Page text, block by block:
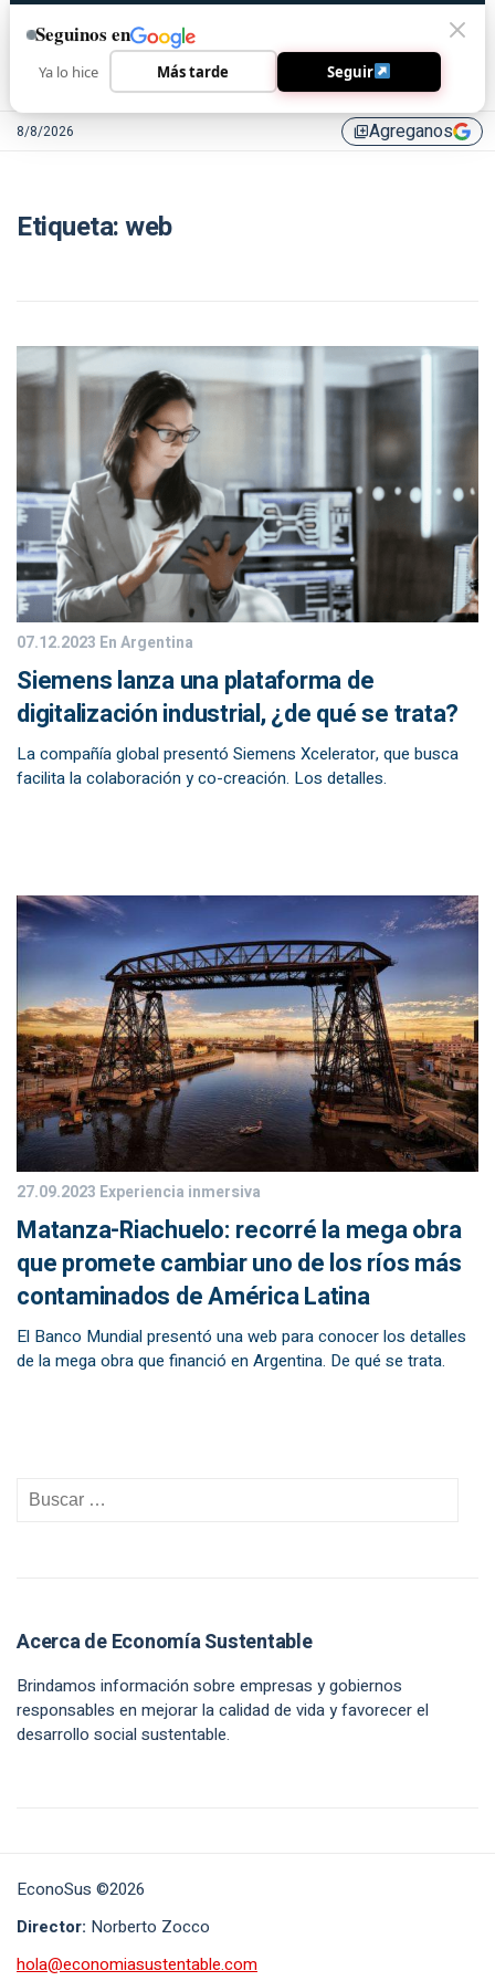
8/8/2026 library_addAgreganos
Etiqueta:web
07.12.2023 En Argentina
Siemens lanza una plataforma de
digitalización industrial, ¿de qué se trata?
La compañía global presentó Siemens Xcelerator, que busca
facilita la colaboración y co-creación. Los detalles.
27.09.2023 Experiencia inmersiva
Matanza-Riachuelo: recorré la mega obra
que promete cambiar uno de los ríos más
contaminados de América Latina
El Banco Mundial presentó una web para conocer los detalles
de la mega obra que financió en Argentina. De qué se trata.
Acerca de Economía Sustentable
Brindamos información sobre empresas y gobiernos
responsables en mejorar la calidad de vida y favorecer el
desarrollo social sustentable.
EconoSus ©2026
Director: Norberto Zocco
hola@economiasustentable.com
Seguinos en
Ya lo hice Más tarde Seguir